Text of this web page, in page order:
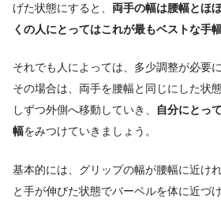
げた状態にすると、 両手の幅は腰幅とほ
くの人にとってはこれが最もベストな手
それでも人によっては、多少調整が必要
その場合は、両手を腰幅と同じにした状
しずつ外側へ移動していき、
自分にとっ
幅をみつけていきましょう。
基本的には、グリップの幅が腰幅に近け
と手が伸びた状態でバーベルを体に近づ